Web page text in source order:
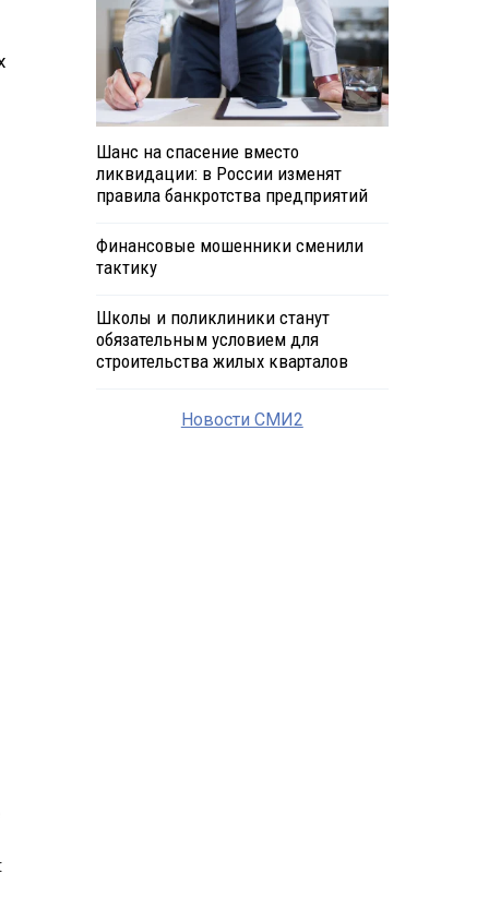
Шанс на спасение вместо
ликвидации: в России изменят
правила банкротства предприятий
Финансовые мошенники сменили
тактику
Школы и поликлиники станут
обязательным условием для
строительства жилых кварталов
Новости СМИ2